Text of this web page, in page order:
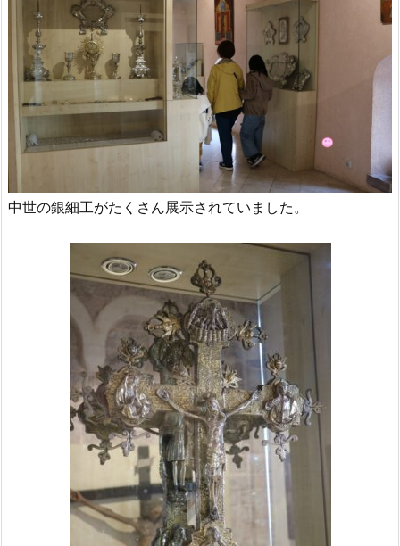
中世の銀細工がたくさん展示されていました。